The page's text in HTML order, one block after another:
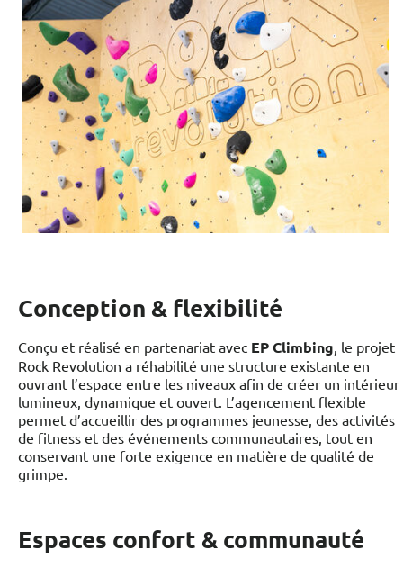
Conception & flexibilité
Conçu et réalisé en partenariat avec EP Climbing , le projet
Rock Revolution a réhabilité une structure existante en
ouvrant l’espace entre les niveaux afin de créer un intérieur
lumineux, dynamique et ouvert. L’agencement flexible
permet d’accueillir des programmes jeunesse, des activités
de fitness et des événements communautaires, tout en
conservant une forte exigence en matière de qualité de
grimpe.
Espaces confort & communauté